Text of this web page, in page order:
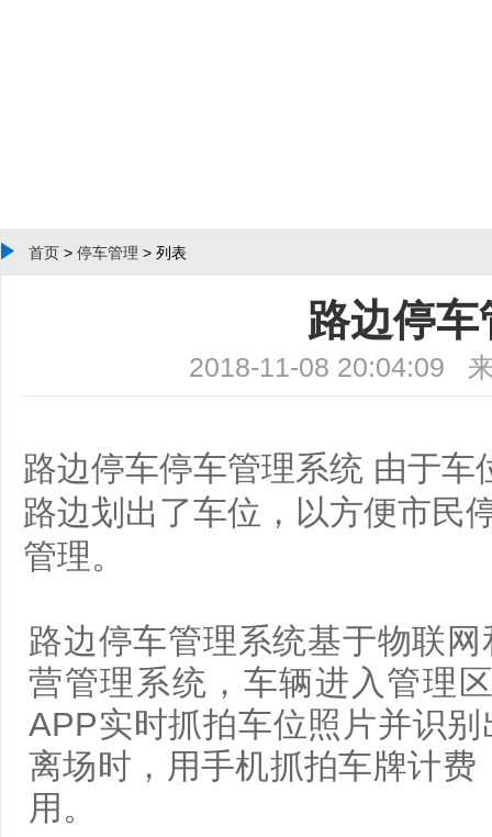
首页 > 停车管理 > 列表
路边停
2018-11-08 20:04:09
路边停车停车管理系统 由于
路边划出了车位，以方便市民
管理。
路边停车管理系统基于物联
营管理系统，车辆进入管理
APP实时抓拍车位照片并识
离场时，用手机抓拍车牌计
用。